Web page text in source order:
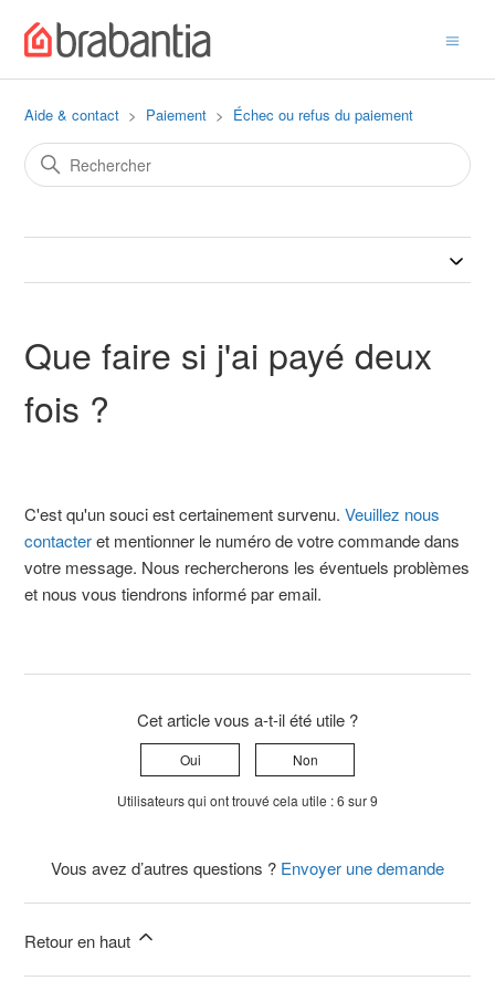
Aide & contact Paiement Échec ou refus du paiement
Que faire si j'ai payé deux
fois ?
C'est qu'un souci est certainement survenu.Veuillez nous
contacteret mentionner le numéro de votre commande dans
votre message. Nous rechercherons les éventuels problèmes
et nous vous tiendrons informé par email.
Cet article vous a-t-il été utile ?
Oui Non
Utilisateurs qui ont trouvé cela utile : 6 sur 9
Vous avez d’autres questions ? Envoyer une demande
Retour en haut